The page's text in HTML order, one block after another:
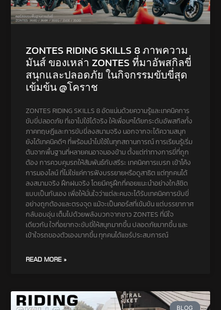
ZONTES RIDING SKILLS 8 ภาพความ
มันส์ ของเหล่า ZONTES ที่มาอัพสกิลขี่
สนุกและปลอดภัย ในกิจกรรมขับขี่สุด
เข้มข้น @โคราช
ZONTES RIDING SKILLS 8 อัดแน่นด้วยความรู้และเทคนิคการ
ขับขี่ปลอดภัย ที่เอาไปใช้ได้จริง ให้เพื่อนๆได้ยกระดับอัพสกิลทั้ง
ภาคทฤษฎีและการขับขี่ลงสนามจริง นอกจากจะได้ความสนุก
ยังได้เทคนิคดีๆ ที่พร้อมนำไปใช้ในทุกสถานการณ์ การเรียนรู้เริ่ม
ต้นจากพื้นฐานที่หลายคนอาจมองข้าม ตั้งแต่ท่าทางการขี่ที่ถูก
ต้อง การควบคุมรถให้สัมพันธ์กับสรีระ เทคนิคการเบรก เข้าโค้ง
การมองไลน์ ที่ไม่ใช่แค่การฟังบรรยายหรือดูสาธิต แต่ทุกคนได้
ลงสนามจริง ฝึกฝนจริง โดยมีครูฝึกที่คอยแนะนำอย่างใกล้ชิด
แบบเป็นกันเอง เพื่อให้มั่นใจว่าแต่ละคนจะได้รับเทคนิคการขับขี่
อย่างถูกต้องและตรงจุด แม้จะเป็นคอร์สที่เข้มข้น แต่บรรยากาศ
กลับอบอุ่น เต็มไปด้วยพลังบวกจากชาว ZONTES ที่มีใจ
เดียวกัน ใจที่อยากจะขับขี่ให้สนุกมากขึ้น ปลอดภัยมากขึ้น และ
เข้าใจรถของตัวเองมากขึ้น ทุกคนได้แชร์ประสบการณ์
READ MORE »
BLOG